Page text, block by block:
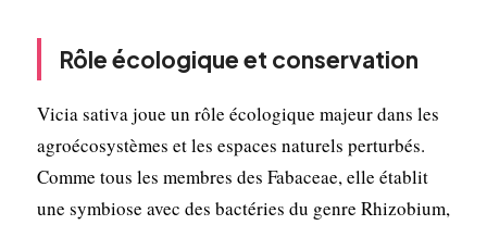
Rôle écologique et conservation
Vicia sativa joue un rôle écologique majeur dans les
agroécosystèmes et les espaces naturels perturbés.
Comme tous les membres des Fabaceae, elle établit
une symbiose avec des bactéries du genre Rhizobium,